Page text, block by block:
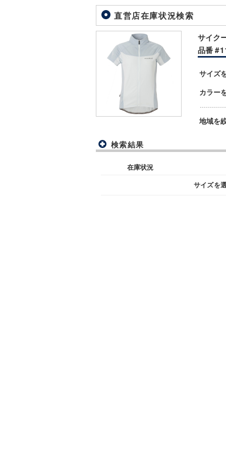
直営店在庫状況検索
サイク
品番
サイズ
カラー
地域を
検索結果
在庫状況
サイズを